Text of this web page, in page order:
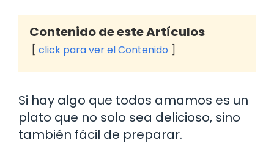
Contenido de este Artículos
click para ver el Contenido
Si hay algo que todos amamos es un
plato que no solo sea delicioso, sino
también fácil de preparar.